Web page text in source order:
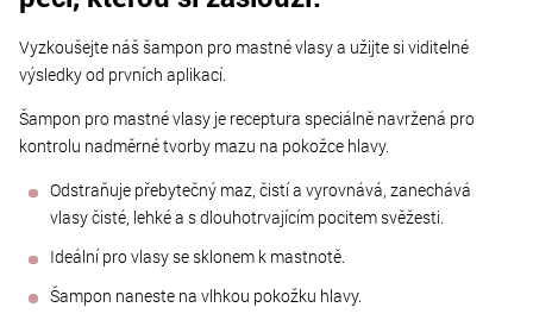
Vyzkoušejte náš šampon pro mastné vlasy a užijte si viditelné
výsledky od prvních aplikací.
Šampon pro mastné vlasy je receptura speciálně navržená pro
kontrolu nadměrné tvorby mazu na pokožce hlavy.
Odstraňuje přebytečný maz, čistí a vyrovnává, zanechává
vlasy čisté, lehké a s dlouhotrvajícím pocitem svěžesti.
Ideální pro vlasy se sklonem k mastnotě.
Šampon naneste na vlhkou pokožku hlavy.